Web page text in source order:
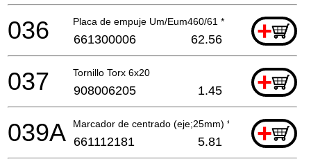
Placa de empuje Um/Eum460/61 * +
036 661300006 62.56
Tornillo Torx 6x20 +
037 908006205 1.45
Marcador de centrado (eje;25mm) * +
039A 661112181 5.81